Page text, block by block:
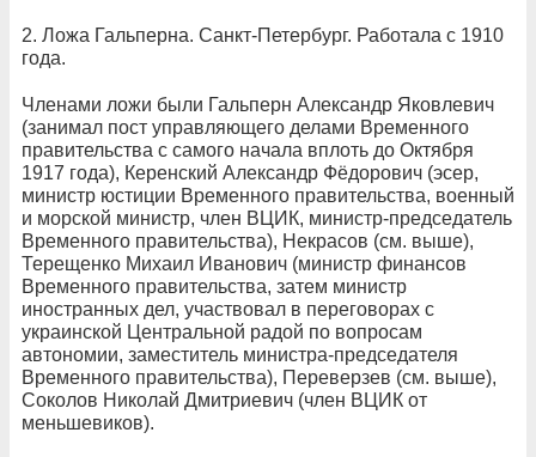
2. Ложа Гальперна. Санкт-Петербург. Работала с 1910
года.
Членами ложи были Гальперн Александр Яковлевич
(занимал пост управляющего делами Временного
правительства с самого начала вплоть до Октября
1917 года), Керенский Александр Фёдорович (эсер,
министр юстиции Временного правительства, военный
и морской министр, член ВЦИК, министр-председатель
Временного правительства), Некрасов (см. выше),
Терещенко Михаил Иванович (министр финансов
Временного правительства, затем министр
иностранных дел, участвовал в переговорах с
украинской Центральной радой по вопросам
автономии, заместитель министра-председателя
Временного правительства), Переверзев (см. выше),
Соколов Николай Дмитриевич (член ВЦИК от
меньшевиков).